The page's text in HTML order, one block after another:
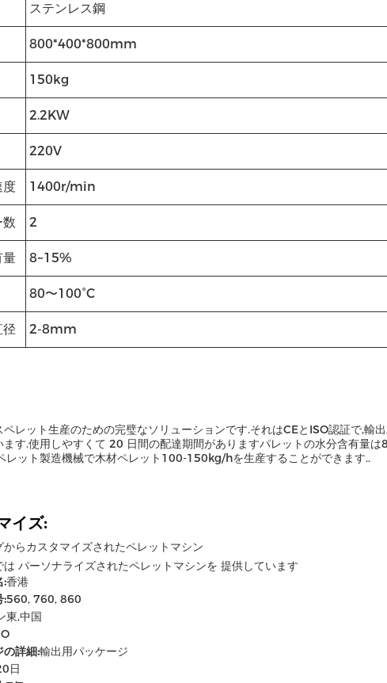
ステンレス鋼
800*400*800mm
150kg
2.2KW
220V
度 1400r/min
数 2
量 8~15%
80〜100°C
径 2-8mm
ペレット生産のための完璧なソリューションです.それはCEとISO認証で,輸
ます.使用しやすくて 20 日間の配達期間がありますパレットの水分含有量
レット製造機械で木材ペレット100-150kg/hを生産することができます..
イズ:
からカスタマイズされたペレットマシン
は パーソナライズされたペレットマシンを 提供しています
:香港
:560, 760, 860
東,中国
の詳細:輸出用パッケージ
日